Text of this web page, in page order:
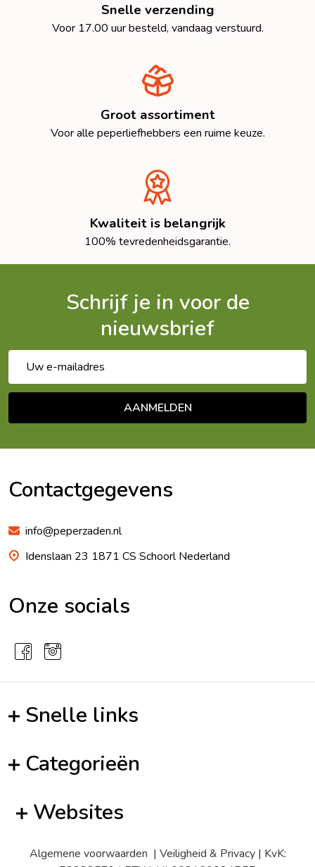
Snelle verzending
Voor 17.00 uur besteld, vandaag verstuurd.
Groot assortiment
Voor alle peperliefhebbers een ruime keuze.
Kwaliteit is belangrijk
100% tevredenheidsgarantie.
Schrijf je in voor de
nieuwsbrief
mailadres
AANMELDEN
Contactgegevens
info@peperzaden.nl
Idenslaan 23 1871 CS Schoorl Nederland
Onze socials
Snelle links
Categorieën
Websites
Algemene voorwaarden | Veiligheid & Privacy| KvK: